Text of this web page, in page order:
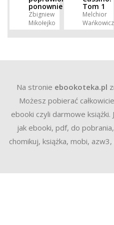
ponownie
Zbigniew
Mikołejko
Tom 1
Melchior
Wańkowicz
Na stronie ebookoteka.pl
Możesz pobierać
ebooki czyli darmowe książki.
jak ebooki, pdf, do
chomikuj, książka, mobi,